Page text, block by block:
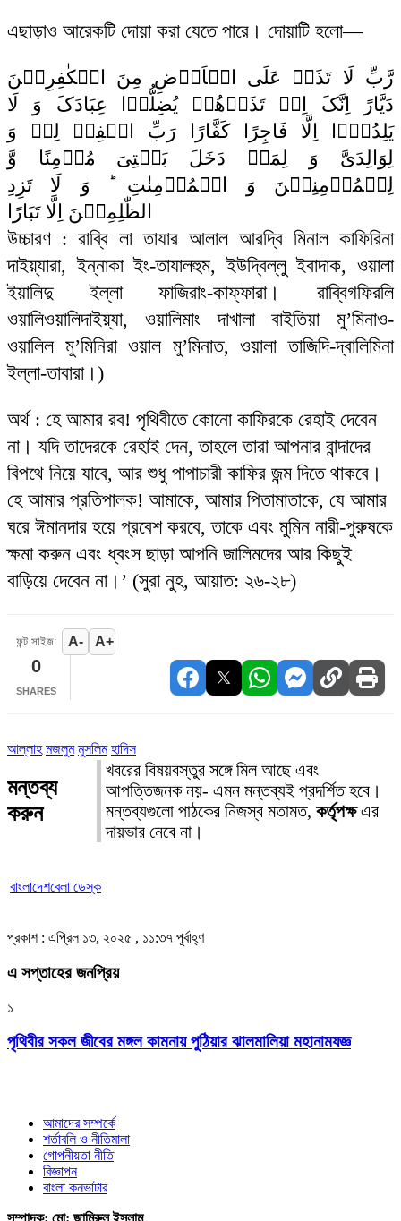
এছাড়াও আরেকটি দোয়া করা যেতে পারে। দোয়াটি হলো—
رَّبِّ لَا تَذَرۡ عَلَی الۡاَرۡضِ مِنَ الۡکٰفِرِیۡنَ
دَیَّارً اِنَّکَ اِنۡ تَذَرۡهُمۡ یُضِلُّوۡا عِبَادَکَ وَ لَا
یَلِدُوۡۤا اِلَّا فَاجِرًا کَفَّارًا رَبِّ اغۡفِرۡ لِیۡ وَ
لِوَالِدَیَّ وَ لِمَنۡ دَخَلَ بَیۡتِیَ مُؤۡمِنًا وَّ
لِلۡمُؤۡمِنِیۡنَ وَ الۡمُؤۡمِنٰتِ ؕ وَ لَا تَزِدِ
الظّٰلِمِیۡنَ اِلَّا تَبَارًا
উচ্চারণ : রাব্বি লা তাযার আলাল আরদ্বি মিনাল কাফিরিনা
দাইয়্যারা, ইন্নাকা ইং-তাযালহুম, ইউদ্বিল্লু ইবাদাক, ওয়ালা
ইয়ালিদু ইল্লা ফাজিরাং-কাফ্ফারা। রাব্বিগফিরলি
ওয়ালিওয়ালিদাইয়্যা, ওয়ালিমাং দাখালা বাইতিয়া মু’মিনাও-
ওয়ালিল মু’মিনিরা ওয়াল মু’মিনাত, ওয়ালা তাজিদি-দ্বালিমিনা
ইল্লা-তাবারা।)
অর্থ : হে আমার রব! পৃথিবীতে কোনো কাফিরকে রেহাই দেবেন
না। যদি তাদেরকে রেহাই দেন, তাহলে তারা আপনার বান্দাদের
বিপথে নিয়ে যাবে, আর শুধু পাপাচারী কাফির জন্ম দিতে থাকবে।
হে আমার প্রতিপালক! আমাকে, আমার পিতামাতাকে, যে আমার
ঘরে ঈমানদার হয়ে প্রবেশ করবে, তাকে এবং মুমিন নারী-পুরুষকে
ক্ষমা করুন এবং ধ্বংস ছাড়া আপনি জালিমদের আর কিছুই
বাড়িয়ে দেবেন না।’ (সুরা নুহ, আয়াত: ২৬-২৮)
ফন্ট সাইজ: A- A+
0
SHARES
আল্লাহ মজলুম মুসলিম হাদিস
মন্তব্য
করুন
খবরের বিষয়বস্তুর সঙ্গে মিল আছে এবং
আপত্তিজনক নয়- এমন মন্তব্যই প্রদর্শিত হবে।
মন্তব্যগুলো পাঠকের নিজস্ব মতামত, কর্তৃপক্ষএর
দায়ভার নেবে না।
বাংলাদেশবেলা ডেস্ক
প্রকাশ : এপ্রিল ১৩, ২০২৫ , ১১:৩৭ পূর্বাহ্ণ
এ সপ্তাহের জনপ্রিয়
১
পৃথিবীর সকল জীবের মঙ্গল কামনায় পুঠিয়ার ঝালমালিয়া মহানামযজ্ঞ
আমাদের সম্পর্কে
শর্তাবলি ও নীতিমালা
গোপনীয়তা নীতি
বিজ্ঞাপন
বাংলা কনভাটার
সম্পাদক: মো: জামিরুল ইসলাম